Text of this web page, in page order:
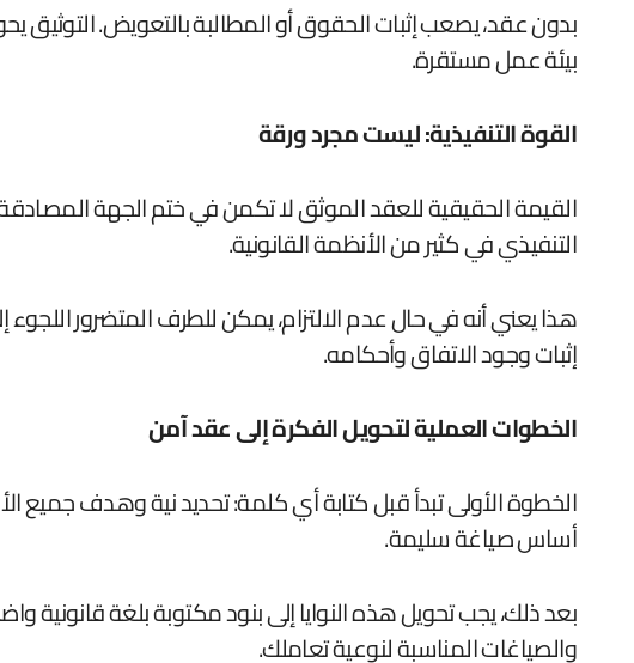
بدون عقد، يصعب إثبات الحقوق أو المطالبة بالتعويض. التوثيق
بيئة عمل مستقرة.
القوة التنفيذية: ليست مجرد ورقة
القيمة الحقيقية للعقد الموثق لا تكمن في ختم الجهة
التنفيذي في كثير من الأنظمة القانونية.
هذا يعني أنه في حال عدم الالتزام، يمكن للطرف المتضرور
إثبات وجود الاتفاق وأحكامه.
الخطوات العملية لتحويل الفكرة إلى عقد آمن
الخطوة الأولى تبدأ قبل كتابة أي كلمة: تحديد نية وهدف
أساس صياغة سليمة.
بعد ذلك، يجب تحويل هذه النوايا إلى بنود مكتوبة بلغة
والصياغات المناسبة لنوعية تعاملك.